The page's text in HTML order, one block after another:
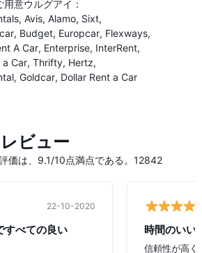
意ウルグアイ：
Avis Alamo Sixt
Budget Europcar Flexways
A Car Enterprise InterRent
Car Thrifty Hertz
Goldcar Dollar Rent a Car
ビュー
価は、9.1/10点満点である。12842
22-10-2020
すべての良い 時間のいい
信頼性が高く